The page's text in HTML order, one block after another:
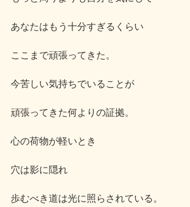
あなたはもう十分すぎるくらい
ここまで頑張ってきた。
今苦しい気持ちでいることが
頑張ってきた何よりの証拠。
心の荷物が軽いとき
穴は影に隠れ
歩むべき道は光に照らされている。